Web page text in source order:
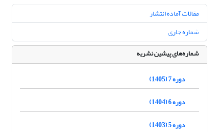
مقالات آماده انتشار
شماره جاری
شماره‌های پیشین نشریه
دوره 7 (1405)
دوره 6 (1404)
دوره 5 (1403)